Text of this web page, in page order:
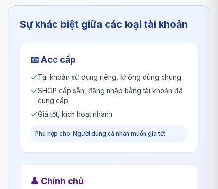
Sự khác biệt giữa các loại tài khoản
📧Acc cấp
Tài khoản sử dụng riêng, không dùng chung
SHOP cấp sẵn, đăng nhập bằng tài khoản đã
cung cấp
Giá tốt, kích hoạt nhanh
Phù hợp cho: Người dùng cá nhân muốn giá tốt
👤 Chính chủ